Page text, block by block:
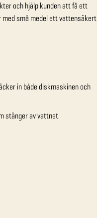
och hjälp kunden att få ett
små medel ett vattensäkert
in både diskmaskinen och
stänger av vattnet.